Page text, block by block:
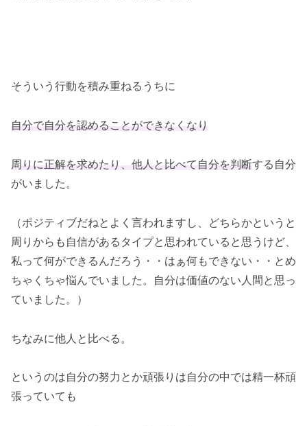
そういう行動を積み重ねるうちに
自分で自分を認めることができなくなり
周りに正解を求めたり、他人と比べて自分を判断する自分
がいました。
（ポジティブだねとよく言われますし、どちらかというと
周りからも自信があるタイプと思われていると思うけど、
私って何ができるんだろう・・はぁ何もできない・・とめ
ちゃくちゃ悩んでいました。自分は価値のない人間と思っ
ていました。）
ちなみに他人と比べる。
というのは自分の努力とか頑張りは自分の中では精一杯頑
張っていても